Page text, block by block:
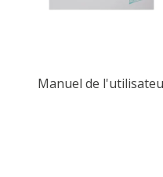
Manuel de